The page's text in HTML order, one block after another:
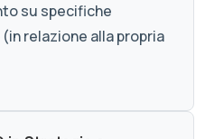
su specifiche
relazione alla propria